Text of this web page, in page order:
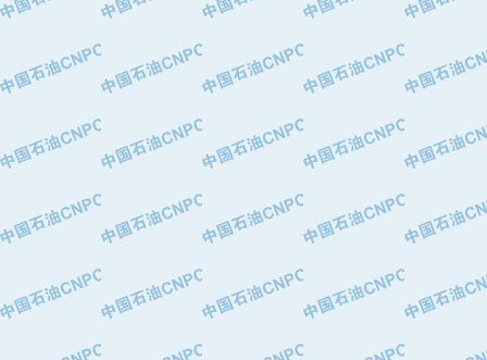
·宁波永泰塑料机械有限公司宁波高压
·上海人民企业集团有限公司
·西安巨力石油技术有限责任公司
·青岛汉缆股份有限公司
·厦门市榕兴新世纪石油设备制造有限
·大港油田集团中成机械制造有限公司
·承德司达石油装备开发公司
·大港油田集团中成机械制造有限公司
·四川明星电缆有限公司
·中国石油大庆石油化工总厂
·北京三盈联合石油技术有限公司